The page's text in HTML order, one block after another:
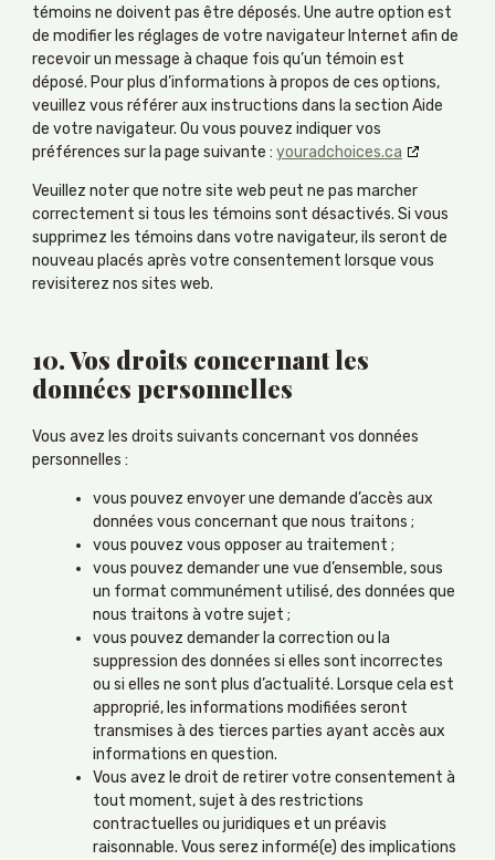
témoins ne doivent pas être déposés. Une autre option est
de modifier les réglages de votre navigateur Internet afin de
recevoir un message à chaque fois qu’un témoin est
déposé. Pour plus d’informations à propos de ces options,
veuillez vous référer aux instructions dans la section Aide
de votre navigateur. Ou vous pouvez indiquer vos
préférences sur la page suivante :youradchoices.ca
Veuillez noter que notre site web peut ne pas marcher
correctement si tous les témoins sont désactivés. Si vous
supprimez les témoins dans votre navigateur, ils seront de
nouveau placés après votre consentement lorsque vous
revisiterez nos sites web.
10. Vos droits concernant les
données personnelles
Vous avez les droits suivants concernant vos données
personnelles :
vous pouvez envoyer une demande d’accès aux
données vous concernant que nous traitons ;
vous pouvez vous opposer au traitement ;
vous pouvez demander une vue d’ensemble, sous
un format communément utilisé, des données que
nous traitons à votre sujet ;
vous pouvez demander la correction ou la
suppression des données si elles sont incorrectes
ou si elles ne sont plus d’actualité. Lorsque cela est
approprié, les informations modifiées seront
transmises à des tierces parties ayant accès aux
informations en question.
Vous avez le droit de retirer votre consentement à
tout moment, sujet à des restrictions
contractuelles ou juridiques et un préavis
raisonnable. Vous serez informé(e) des implications